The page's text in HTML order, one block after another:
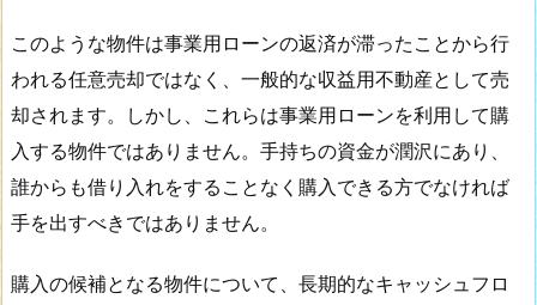
このような物件は事業用ローンの返済が滞ったことから行
われる任意売却ではなく、一般的な収益用不動産として売
却されます。しかし、これらは事業用ローンを利用して購
入する物件ではありません。手持ちの資金が潤沢にあり、
誰からも借り入れをすることなく購入できる方でなければ
手を出すべきではありません。
購入の候補となる物件について、長期的なキャッシュフロ